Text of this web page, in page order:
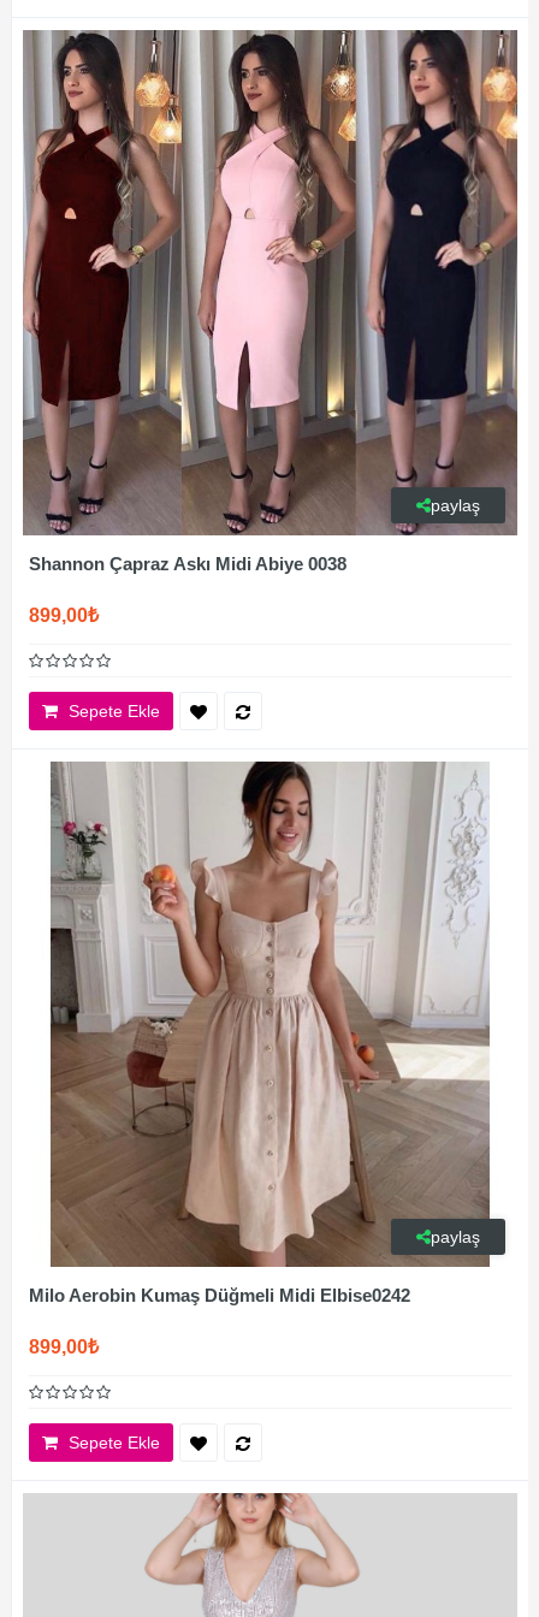
paylaş
Shannon Çapraz Askı Midi Abiye 0038
899,00₺
Sepete Ekle
paylaş
Milo Aerobin Kumaş Düğmeli Midi Elbise0242
899,00₺
Sepete Ekle